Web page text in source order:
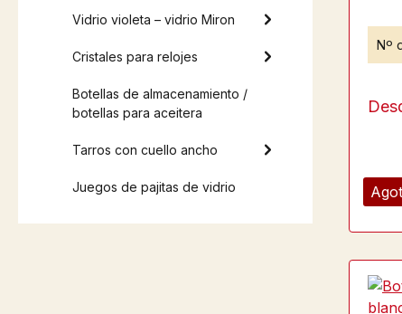
Vidrio violeta – vidrio Miron
Cristales para relojes
Botellas de almacenamiento /
botellas para aceitera
Tarros con cuello ancho
Juegos de pajitas de vidrio Agot
Nº